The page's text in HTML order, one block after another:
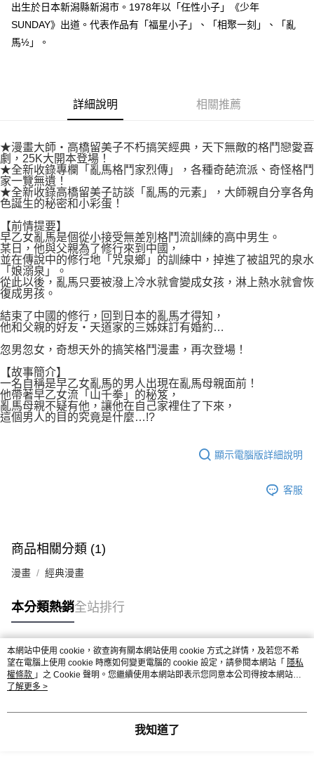
※ 請注意：結帳手續完成當下不需立刻繳費，但若您需要取消訂單，請聯絡
購買商品的店家。未經商家同意取消之訂單仍視為有效，需透過AFTEE先享
後付繳納相關費用。
※ 交易是否成功請以「AFTEE先享後付 」之結帳頁面顯示為準，若有關於
１．透過由恩沛科技股份有限公司提供之「AFTEE先享後付」服務完成之交
易，需依本服務之必要範圍內提供個人資料，並將交易相關給付款項請求債
２．關於個人資料處理事宜，請瀏覽以下網址：
https://aftee.tw/terms/#terms3
３．未成年的使用者請事先徵得法定代理人或監護人之同意方可使用
「AFTEE先享後付」，若未經同意申辦者引起之損失，本公司不負相關責
任。
４．使用「AFTEE先享後付」時，將依據個別帳號之用戶狀況，依本公司即
時審查核予不同之上限額度；若仍有額度不足之情形，本公司將視審查結果
請求用戶進行身份認證。
５．嚴禁一人註冊多個帳號或使用他人資訊註冊。若發現惡意使用之情形，
恩沛科技股份有限公司將有權停止該用戶之使用額度並採取法律行動。
每筆NT$80，滿NT$500(含以上)免運費
付款後萊爾富取貨
每筆NT$80，滿NT$500(含以上)免運費
每筆NT$80，滿NT$500(含以上)免運費
宅配
每筆NT$100，滿NT$800(含以上)免運費
國家/地區配送
出生於日本新潟縣新潟市。1978年以「任性小子」《少年
SUNDAY》出道。代表作品有「福星小子」、「相聚一刻」、「亂
馬½」。
詳細說明 相關推薦
★漫畫大師‧高橋留美子不朽搞笑經典，天下無敵的格鬥戀愛喜
劇，25K大開本登場！
★全新收錄專欄「亂馬格鬥家烈傳」，各種奇葩流派、奇怪格鬥
家一覽無遺！
★全新收錄高橋留美子訪談「亂馬的元素」，大師親自分享各角
色誕生的秘密和小彩蛋！
【前情提要】
早乙女亂馬是個從小接受無差別格鬥流訓練的高中男生。
某日，他與父親為了修行來到中國，
並在傳說中的修行地「咒泉鄉」的訓練中，掉進了被詛咒的泉水
「娘溺泉」。
從此以後，亂馬只要被潑上冷水就會變成女孩，淋上熱水就會恢
復成男孩。
結束了中國的修行，回到日本的亂馬才得知，
他和父親的好友‧天道家的三姊妹訂有婚約…
忽男忽女，奇想天外的搞笑格鬥漫畫，再次登場！
【故事簡介】
一名自稱是早乙女亂馬的男人出現在亂馬母親面前！
他帶著早乙女流「山千拳」的秘笈，
亂馬母親不疑有他，讓他在自己家裡住了下來，
這個男人的目的究竟是什麼…!?
顯示電腦版詳細說明
客服
商品相關分類 (1)
漫畫 經典漫畫
本分類熱銷全站排行
熱門標籤
本網站中使用 cookie，欲查詢有關本網站使用 cookie 方式之詳情，及若您不希
望在電腦上使用 cookie 時應如何變更電腦的 cookie 設定，請參閱本網站「 隱私
權條款 」之 Cookie 聲明。您繼續使用本網站即表示您同意本公司得按本網站使
用條款之 Cookie 聲明使用 cookie。
了解更多 >
我知道了